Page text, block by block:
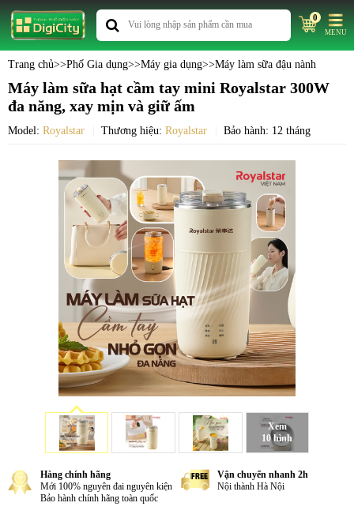
0
MENU
Trang chủ>>Phố Gia dụng>>Máy gia dụng>>Máy làm sữa đậu nành
Máy làm sữa hạt cầm tay mini Royalstar 300W
đa năng, xay mịn và giữ ấm
Model: Royalstar Thương hiệu: Royalstar Bảo hành: 12 tháng
Xem
10 hình
Hàng chính hãng
Mới 100% nguyên đai nguyên kiện
Bảo hành chính hãng toàn quốc
Vận chuyển nhanh 2h
Nội thành Hà Nội